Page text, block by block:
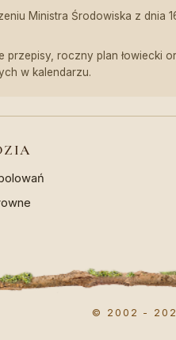
Ministra Środowiska z dnia
roczny plan
w kalendarzu.
© 2002 -